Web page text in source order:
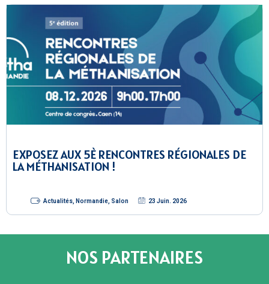
EXPOSEZ AUX 5È RENCONTRES RÉGIONALES DE
LA MÉTHANISATION !
Actualités Normandie Salon 23 Juin. 2026
NOS PARTENAIRES